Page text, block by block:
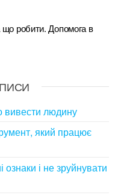
що робити. Допомога в
вивести людину
який працює
і не зруйнувати